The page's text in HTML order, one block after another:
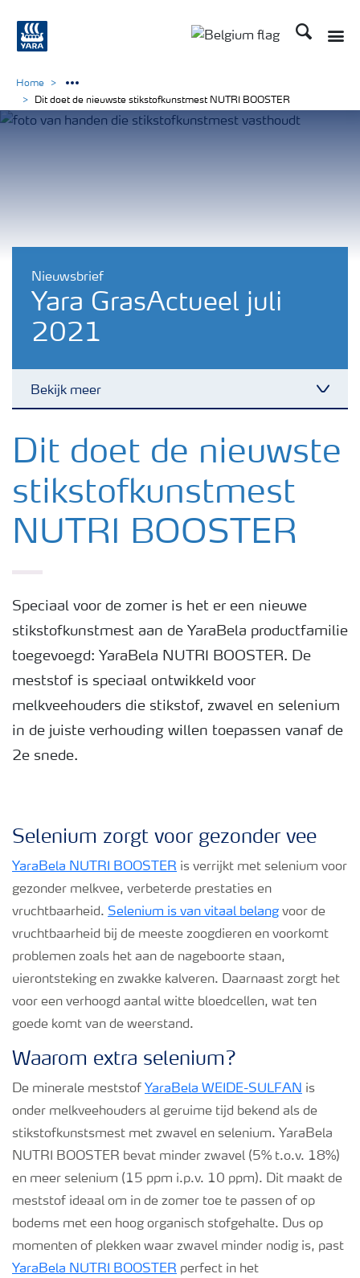
Zoek op
Nieuwsbrief
Yara GrasActueel juli
2021
Bekijk meer
Nieuwsbrieven
Gewassen
Meststoffen
Podcasts
Home
Dit doet de nieuwste stikstofkunstmest NUTRI BOOSTER
Dit doet de nieuwste
stikstofkunstmest
NUTRI BOOSTER
Speciaal voor de zomer is het er een nieuwe
stikstofkunstmest aan de YaraBela productfamilie
toegevoegd: YaraBela NUTRI BOOSTER. De
meststof is speciaal ontwikkeld voor
melkveehouders die stikstof, zwavel en selenium
in de juiste verhouding willen toepassen vanaf de
2e snede.
Selenium zorgt voor gezonder vee
YaraBela NUTRI BOOSTER is verrijkt met selenium voor
gezonder melkvee, verbeterde prestaties en
vruchtbaarheid. Selenium is van vitaal belangvoor de
vruchtbaarheid bij de meeste zoogdieren en voorkomt
problemen zoals het aan de nageboorte staan,
uierontsteking en zwakke kalveren. Daarnaast zorgt het
voor een verhoogd aantal witte bloedcellen, wat ten
goede komt van de weerstand.
Waarom extra selenium?
De minerale meststof YaraBela WEIDE-SULFAN is
onder melkveehouders al geruime tijd bekend als de
stikstofkunstsmest met zwavel en selenium. YaraBela
NUTRI BOOSTER bevat minder zwavel (5% t.o.v. 18%)
en meer selenium (15 ppm i.p.v. 10 ppm). Dit maakt de
meststof ideaal om in de zomer toe te passen of op
bodems met een hoog organisch stofgehalte. Dus op
momenten of plekken waar zwavel minder nodig is, past
YaraBela NUTRI BOOSTER perfect in het